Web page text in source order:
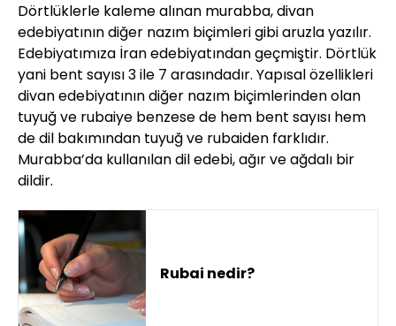
Dörtlüklerle kaleme alınan murabba, divan
edebiyatının diğer nazım biçimleri gibi aruzla yazılır.
Edebiyatımıza İran edebiyatından geçmiştir. Dörtlük
yani bent sayısı 3 ile 7 arasındadır. Yapısal özellikleri
divan edebiyatının diğer nazım biçimlerinden olan
tuyuğ ve rubaiye benzese de hem bent sayısı hem
de dil bakımından tuyuğ ve rubaiden farklıdır.
Murabba’da kullanılan dil edebi, ağır ve ağdalı bir
dildir.
Rubai nedir?